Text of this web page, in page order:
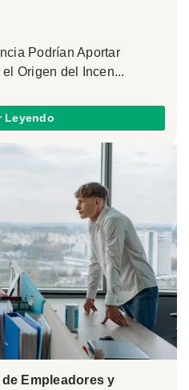
Podrían Aportar
Origen del Incen...
Leyendo
Empleadores y